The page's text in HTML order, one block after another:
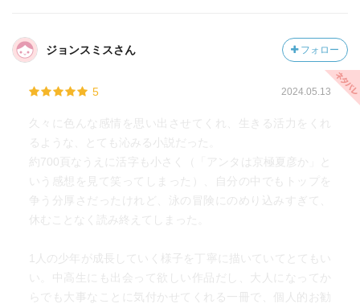
ジョンスミスさん フォロー
5 2024.05.13
久々に色んな感情を思い出させてくれ、生きる活力をくれ
るような、とても沁みる小説だった。
約700頁なうえに活字も小さく（「アンタは京極夏彦か」と
いう感想を見て笑ってしまった）、自分の中でもトップを
争う分厚さだったけれど、泳の冒険にのめり込みすぎて、
休むことなく読み終えてしまった。
1人の少年が成長していく様子を丁寧に描いていてとてもい
い。中高生にも出会って欲しい作品だし、大人になってか
らでも大事なことに気付かせてくれる一冊で、個人的お勧